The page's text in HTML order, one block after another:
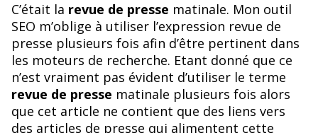
C’était la revue de presse matinale. Mon outil
SEO m’oblige à utiliser l’expression revue de
presse plusieurs fois afin d’être pertinent dans
les moteurs de recherche. Etant donné que ce
n’est vraiment pas évident d’utiliser le terme
revue de presse matinale plusieurs fois alors
que cet article ne contient que des liens vers
des articles de presse qui alimentent cette